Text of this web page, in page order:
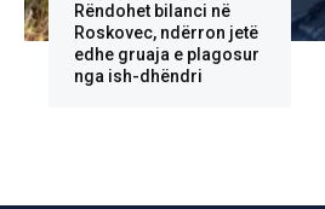
Rëndohet bilanci në
Roskovec, ndërron jetë
edhe gruaja e plagosur
nga ish-dhëndri